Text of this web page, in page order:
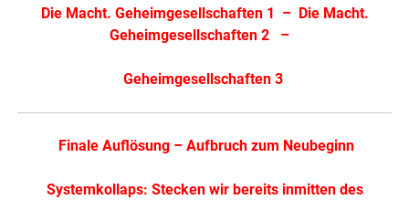
Die Macht. Geheimgesellschaften 1 – Die Macht.
Geheimgesellschaften 2–
Geheimgesellschaften 3
Finale Auflösung – Aufbruch zum Neubeginn
Systemkollaps: Stecken wir bereits inmitten des